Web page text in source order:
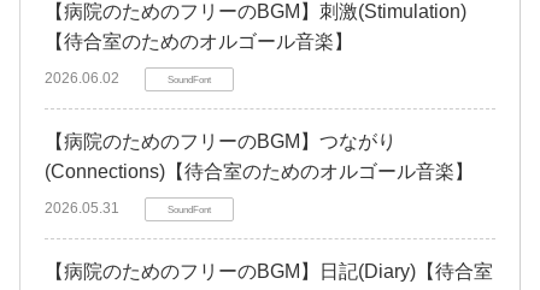
【病院のためのフリーのBGM】刺激(Stimulation)
【待合室のためのオルゴール音楽】
2026.06.02 SoundFont
【病院のためのフリーのBGM】つながり
(Connections)【待合室のためのオルゴール音楽】
2026.05.31 SoundFont
【病院のためのフリーのBGM】日記(Diary)【待合室